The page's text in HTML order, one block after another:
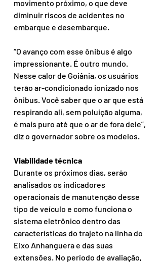
movimento próximo, o que deve
diminuir riscos de acidentes no
embarque e desembarque.
“O avanço com esse ônibus é algo
impressionante. É outro mundo.
Nesse calor de Goiânia, os usuários
terão ar-condicionado ionizado nos
ônibus. Você saber que o ar que está
respirando ali, sem poluição alguma,
é mais puro até que o ar de fora dele”,
diz o governador sobre os modelos.
Viabilidade técnica
Durante os próximos dias, serão
analisados os indicadores
operacionais de manutenção desse
tipo de veículo e como funciona o
sistema eletrônico dentro das
características do trajeto na linha do
Eixo Anhanguera e das suas
extensões. No período de avaliação,